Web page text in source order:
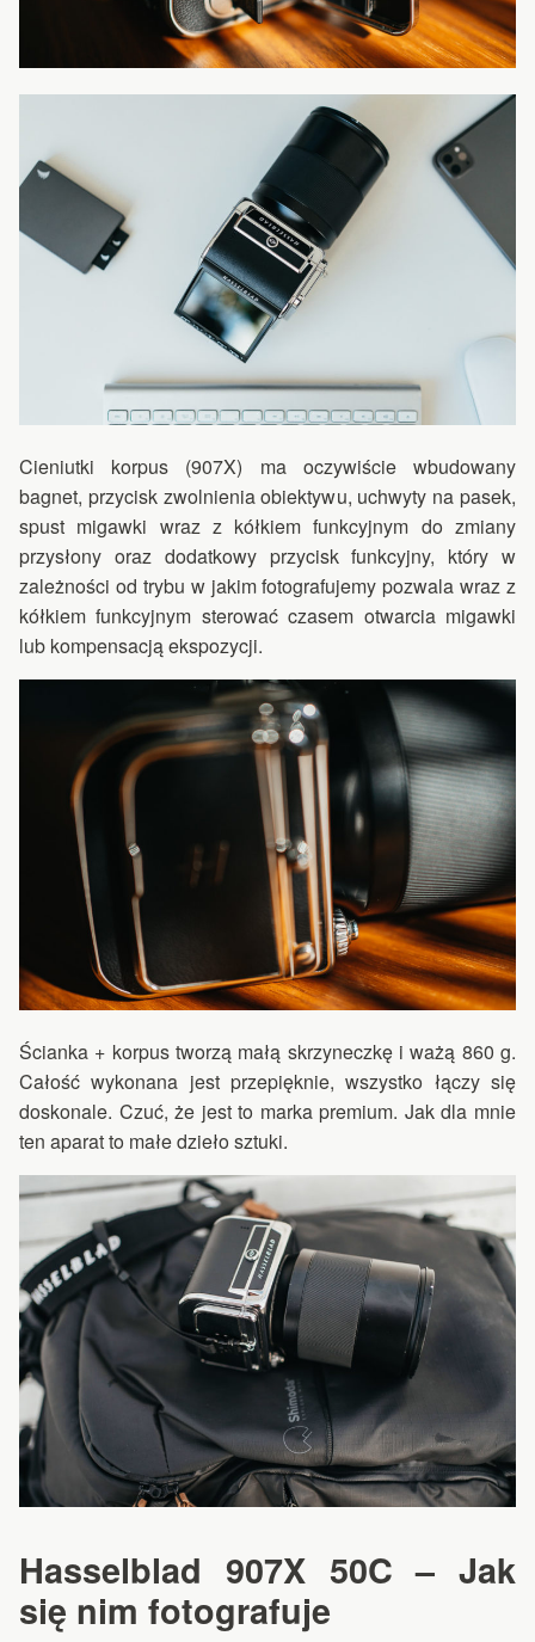
Cieniutki korpus (907X) ma oczywiście wbudowany
bagnet, przycisk zwolnienia obiektywu, uchwyty na pasek,
spust migawki wraz z kółkiem funkcyjnym do zmiany
przysłony oraz dodatkowy przycisk funkcyjny, który w
zależności od trybu w jakim fotografujemy pozwala wraz z
kółkiem funkcyjnym sterować czasem otwarcia migawki
lub kompensacją ekspozycji.
Ścianka + korpus tworzą małą skrzyneczkę i ważą 860 g.
Całość wykonana jest przepięknie, wszystko łączy się
doskonale. Czuć, że jest to marka premium. Jak dla mnie
ten aparat to małe dzieło sztuki.
Hasselblad 907X 50C – Jak
się nim fotografuje